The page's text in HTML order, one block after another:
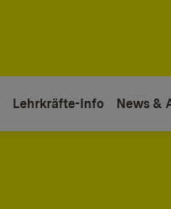
Lehrkräfte-Info News &